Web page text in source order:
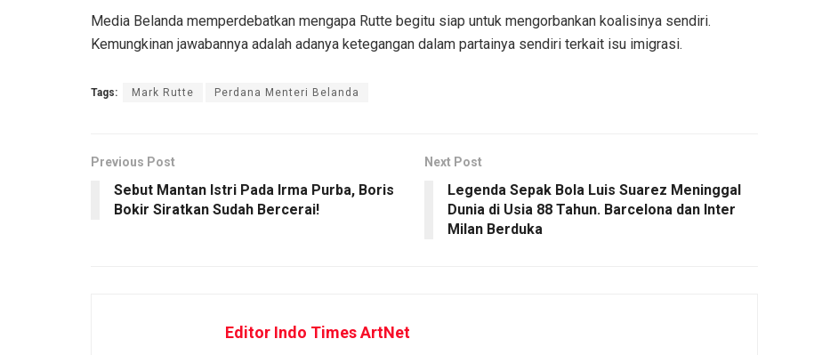
Media Belanda memperdebatkan mengapa Rutte begitu siap untuk mengorbankan koalisinya sendiri.
Kemungkinan jawabannya adalah adanya ketegangan dalam partainya sendiri terkait isu imigrasi.
Tags: Mark Rutte Perdana Menteri Belanda
Previous Post
Sebut Mantan Istri Pada Irma Purba, Boris
Bokir Siratkan Sudah Bercerai!
Next Post
Legenda Sepak Bola Luis Suarez Meninggal
Dunia di Usia 88 Tahun. Barcelona dan Inter
Milan Berduka
Editor Indo Times ArtNet